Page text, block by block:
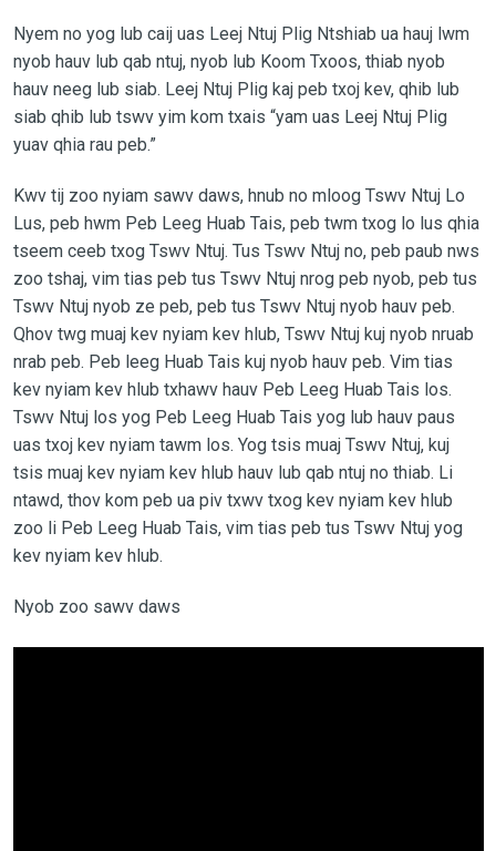
Nyem no yog lub caij uas Leej Ntuj Plig Ntshiab ua hauj lwm
nyob hauv lub qab ntuj, nyob lub Koom Txoos, thiab nyob
hauv neeg lub siab. Leej Ntuj Plig kaj peb txoj kev, qhib lub
siab qhib lub tswv yim kom txais “yam uas Leej Ntuj Plig
yuav qhia rau peb.”
Kwv tij zoo nyiam sawv daws, hnub no mloog Tswv Ntuj Lo
Lus, peb hwm Peb Leeg Huab Tais, peb twm txog lo lus qhia
tseem ceeb txog Tswv Ntuj. Tus Tswv Ntuj no, peb paub nws
zoo tshaj, vim tias peb tus Tswv Ntuj nrog peb nyob, peb tus
Tswv Ntuj nyob ze peb, peb tus Tswv Ntuj nyob hauv peb.
Qhov twg muaj kev nyiam kev hlub, Tswv Ntuj kuj nyob nruab
nrab peb. Peb leeg Huab Tais kuj nyob hauv peb. Vim tias
kev nyiam kev hlub txhawv hauv Peb Leeg Huab Tais los.
Tswv Ntuj los yog Peb Leeg Huab Tais yog lub hauv paus
uas txoj kev nyiam tawm los. Yog tsis muaj Tswv Ntuj, kuj
tsis muaj kev nyiam kev hlub hauv lub qab ntuj no thiab. Li
ntawd, thov kom peb ua piv txwv txog kev nyiam kev hlub
zoo li Peb Leeg Huab Tais, vim tias peb tus Tswv Ntuj yog
kev nyiam kev hlub.
Nyob zoo sawv daws